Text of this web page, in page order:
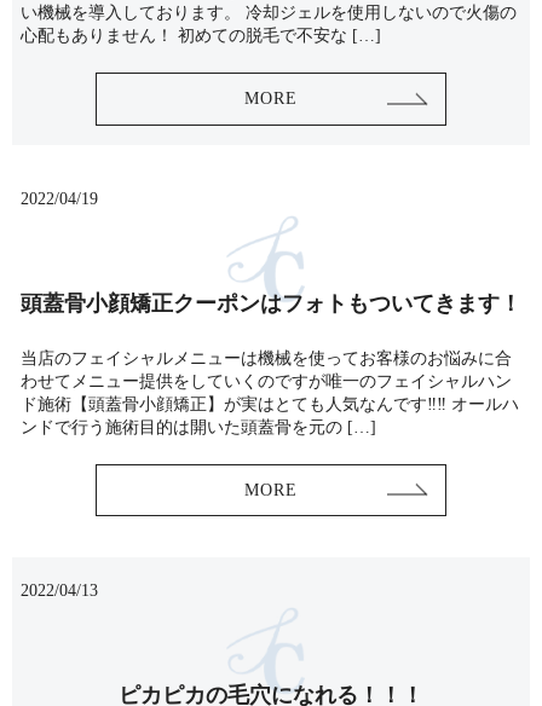
い機械を導入しております。 冷却ジェルを使用しないので火傷の
心配もありません！ 初めての脱毛で不安な […]
MORE
2022/04/19
頭蓋骨小顔矯正クーポンはフォトもついてきます！
当店のフェイシャルメニューは機械を使ってお客様のお悩みに合
わせてメニュー提供をしていくのですが唯一のフェイシャルハン
ド施術【頭蓋骨小顔矯正】が実はとても人気なんです‼︎‼︎ オールハ
ンドで行う施術目的は開いた頭蓋骨を元の […]
MORE
2022/04/13
ピカピカの毛穴になれる！！！